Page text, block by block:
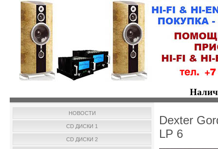
НОВОСТИ
CD ДИСКИ 1
CD ДИСКИ 2
Dexter
LP 6